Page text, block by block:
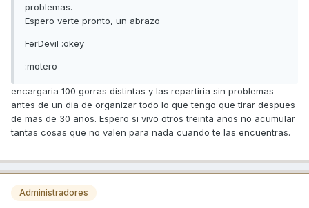
problemas.
Espero verte pronto, un abrazo
FerDevil :okey
:motero
encargaria 100 gorras distintas y las repartiria sin problemas
antes de un dia de organizar todo lo que tengo que tirar despues
de mas de 30 años. Espero si vivo otros treinta años no acumular
tantas cosas que no valen para nada cuando te las encuentras.
Administradores